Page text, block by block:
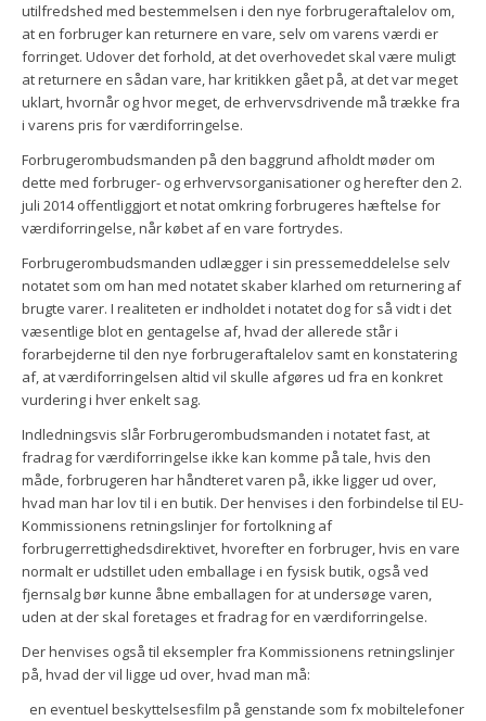
utilfredshed med bestemmelsen i den nye forbrugeraftalelov om,
at en forbruger kan returnere en vare, selv om varens værdi er
forringet. Udover det forhold, at det overhovedet skal være muligt
at returnere en sådan vare, har kritikken gået på, at det var meget
uklart, hvornår og hvor meget, de erhvervsdrivende må trække fra
i varens pris for værdiforringelse.
Forbrugerombudsmanden på den baggrund afholdt møder om
dette med forbruger- og erhvervsorganisationer og herefter den 2.
juli 2014 offentliggjort et notat omkring forbrugeres hæftelse for
værdiforringelse, når købet af en vare fortrydes.
Forbrugerombudsmanden udlægger i sin pressemeddelelse selv
notatet som om han med notatet skaber klarhed om returnering af
brugte varer. I realiteten er indholdet i notatet dog for så vidt i det
væsentlige blot en gentagelse af, hvad der allerede står i
forarbejderne til den nye forbrugeraftalelov samt en konstatering
af, at værdiforringelsen altid vil skulle afgøres ud fra en konkret
vurdering i hver enkelt sag.
Indledningsvis slår Forbrugerombudsmanden i notatet fast, at
fradrag for værdiforringelse ikke kan komme på tale, hvis den
måde, forbrugeren har håndteret varen på, ikke ligger ud over,
hvad man har lov til i en butik. Der henvises i den forbindelse til EU-
Kommissionens retningslinjer for fortolkning af
forbrugerrettighedsdirektivet, hvorefter en forbruger, hvis en vare
normalt er udstillet uden emballage i en fysisk butik, også ved
fjernsalg bør kunne åbne emballagen for at undersøge varen,
uden at der skal foretages et fradrag for en værdiforringelse.
Der henvises også til eksempler fra Kommissionens retningslinjer
på, hvad der vil ligge ud over, hvad man må:
en eventuel beskyttelsesfilm på genstande som fx mobiltelefoner